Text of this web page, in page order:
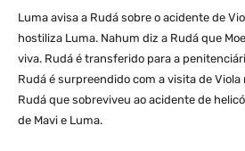
Luma avisa a Rudá sobre o acidente de
hostiliza Luma. Nahum diz a Rudá que
viva. Rudá é transferido para a
Rudá é surpreendido com a visita de Viola
Rudá que sobreviveu ao acidente de
de Mavi e Luma.